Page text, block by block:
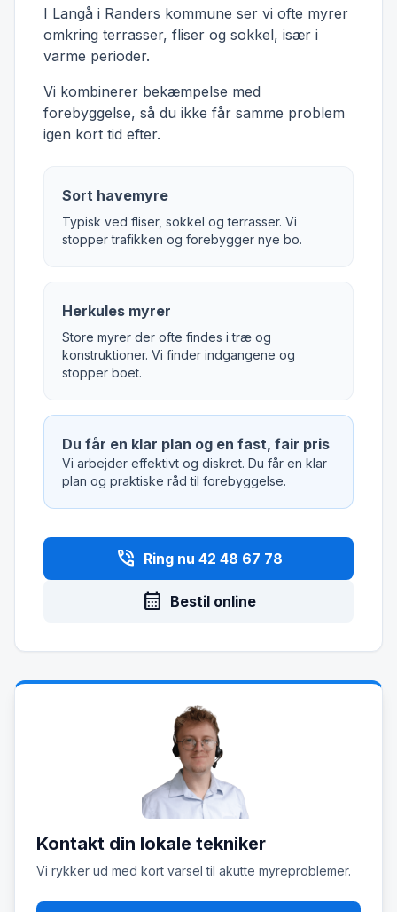
I Langå i Randers kommune ser vi ofte myrer
omkring terrasser, fliser og sokkel, især i
varme perioder.
Vi kombinerer bekæmpelse med
forebyggelse, så du ikke får samme problem
igen kort tid efter.
Sort havemyre
Typisk ved fliser, sokkel og terrasser. Vi
stopper trafikken og forebygger nye bo.
Herkules myrer
Store myrer der ofte findes i træ og
konstruktioner. Vi finder indgangene og
stopper boet.
Du får en klar plan og en fast, fair pris
Vi arbejder effektivt og diskret. Du får en klar
plan og praktiske råd til forebyggelse.
phone_in_talk Ring nu 42 48 67 78
calendar_month Bestil online
Kontakt din lokale tekniker
Vi rykker ud med kort varsel til akutte myreproblemer.